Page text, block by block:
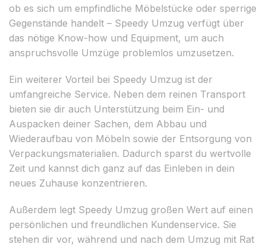
ob es sich um empfindliche Möbelstücke oder sperrige
Gegenstände handelt – Speedy Umzug verfügt über
das nötige Know-how und Equipment, um auch
anspruchsvolle Umzüge problemlos umzusetzen.
Ein weiterer Vorteil bei Speedy Umzug ist der
umfangreiche Service. Neben dem reinen Transport
bieten sie dir auch Unterstützung beim Ein- und
Auspacken deiner Sachen, dem Abbau und
Wiederaufbau von Möbeln sowie der Entsorgung von
Verpackungsmaterialien. Dadurch sparst du wertvolle
Zeit und kannst dich ganz auf das Einleben in dein
neues Zuhause konzentrieren.
Außerdem legt Speedy Umzug großen Wert auf einen
persönlichen und freundlichen Kundenservice. Sie
stehen dir vor, während und nach dem Umzug mit Rat